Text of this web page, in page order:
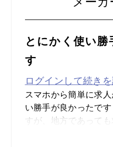
とにかく使い
す
ログインして続き
スマホから簡単に求
い勝手が良かったで
すが、地方であって